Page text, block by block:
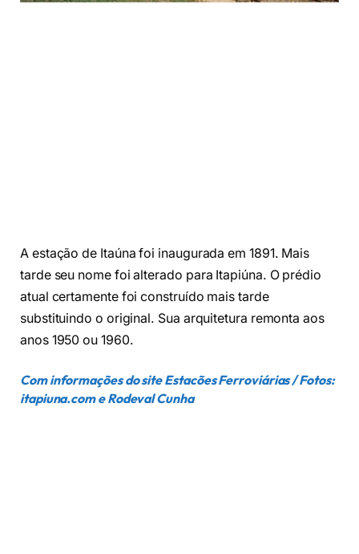
A estação de Itaúna foi inaugurada em 1891. Mais
tarde seu nome foi alterado para Itapiúna. O prédio
atual certamente foi construído mais tarde
substituindo o original. Sua arquitetura remonta aos
anos 1950 ou 1960.
Com informações do site Estacões Ferroviárias / Fotos:
itapiuna.com e Rodeval Cunha